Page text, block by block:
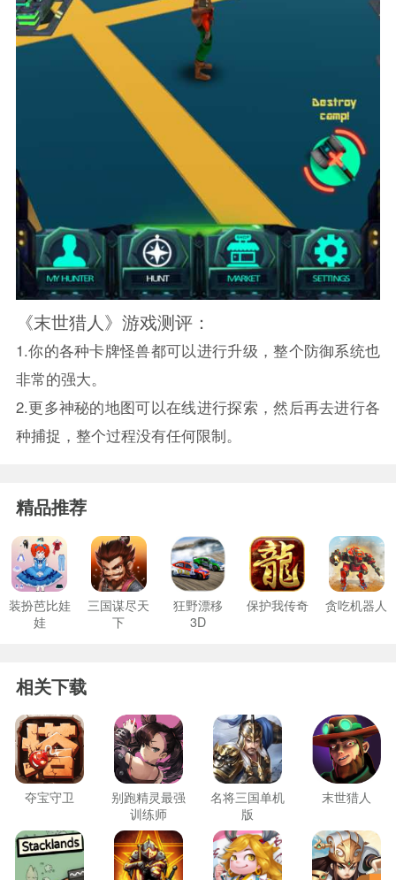
《末世猎人》游戏测评：
1.你的各种卡牌怪兽都可以进行升级，整个防御系统也
非常的强大。
2.更多神秘的地图可以在线进行探索，然后再去进行各
种捕捉，整个过程没有任何限制。
精品推荐
装扮芭比娃
娃
三国谋尽天
下
狂野漂移
3D
保护我传奇 贪吃机器人
相关下载
夺宝守卫
别跑精灵最强
训练师
名将三国单机
版
末世猎人